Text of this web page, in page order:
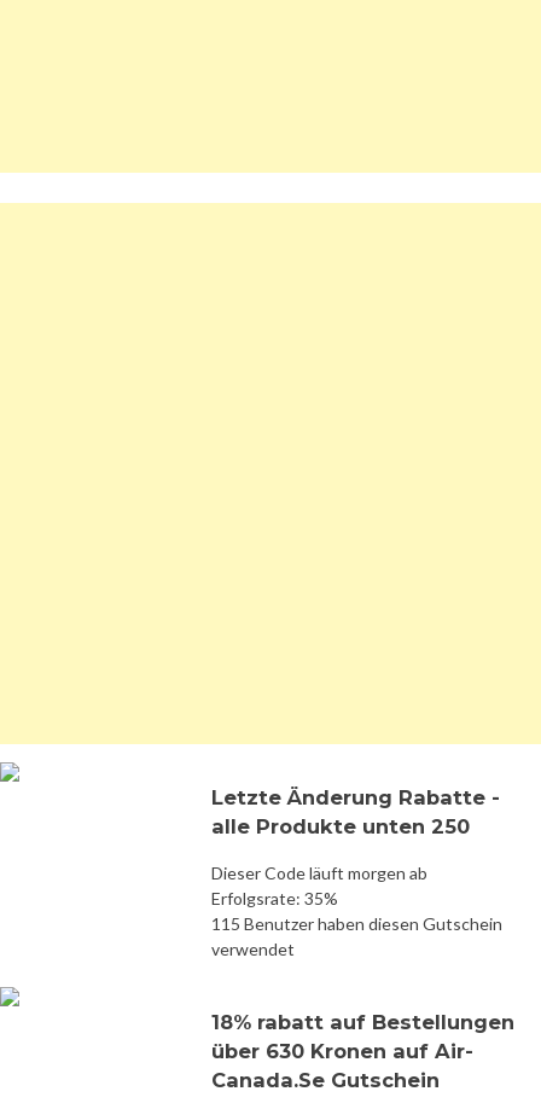
Letzte Änderung Rabatte -
alle Produkte unten 250
Dieser Code läuft morgen ab
Erfolgsrate: 35%
115 Benutzer haben diesen Gutschein
verwendet
18% rabatt auf Bestellungen
über 630 Kronen auf Air-
Canada.Se Gutschein